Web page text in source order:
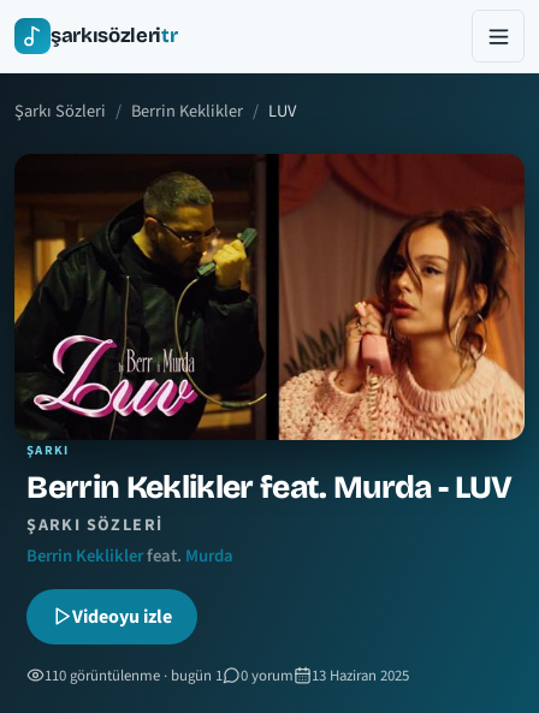
şarkısözleritr
Şarkı Sözleri Berrin Keklikler LUV
ŞARKI
Berrin Keklikler feat. Murda - LUV
ŞARKI SÖZLERI
Berrin Kekliklerfeat. Murda
Videoyu izle
110 görüntülenme · bugün 1 0 yorum 13 Haziran 2025